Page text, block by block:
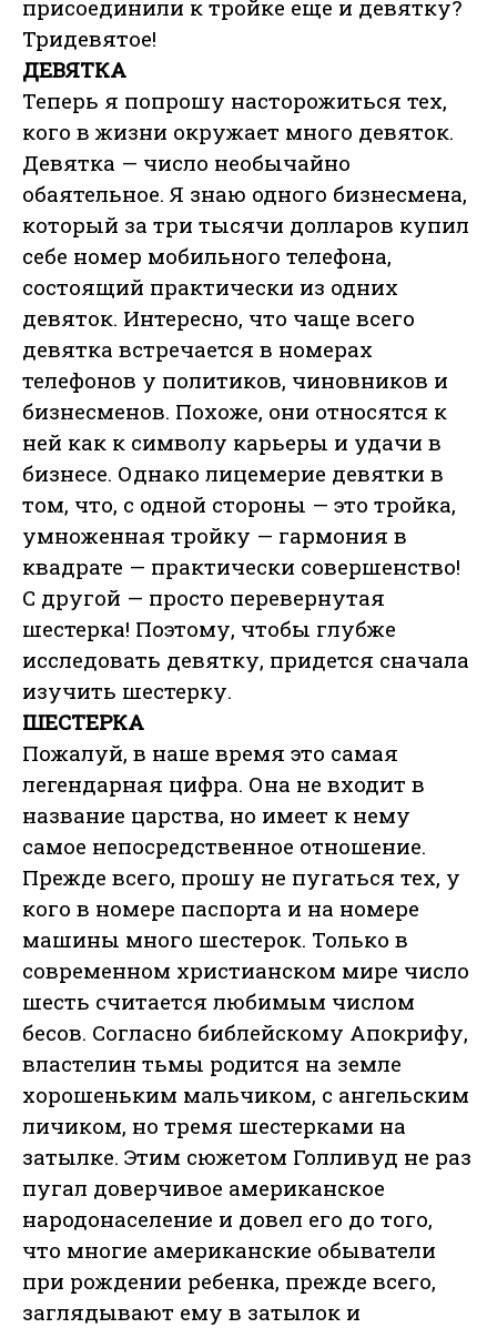
присоединили к тройке еще и девятку?
Тридевятое!
ДЕВЯТКА
Теперь я попрошу насторожиться тех,
кого в жизни окружает много девяток.
Девятка — число необычайно
обаятельное. Я знаю одного бизнесмена,
который за три тысячи долларов купил
себе номер мобильного телефона,
состоящий практически из одних
девяток. Интересно, что чаще всего
девятка встречается в номерах
телефонов у политиков, чиновников и
бизнесменов. Похоже, они относятся к
ней как к символу карьеры и удачи в
бизнесе. Однако лицемерие девятки в
том, что, с одной стороны — это тройка,
умноженная тройку — гармония в
квадрате — практически совершенство!
С другой — просто перевернутая
шестерка! Поэтому, чтобы глубже
исследовать девятку, придется сначала
изучить шестерку.
ШЕСТЕРКА
Пожалуй, в наше время это самая
легендарная цифра. Она не входит в
название царства, но имеет к нему
самое непосредственное отношение.
Прежде всего, прошу не пугаться тех, у
кого в номере паспорта и на номере
машины много шестерок. Только в
современном христианском мире число
шесть считается любимым числом
бесов. Согласно библейскому Апокрифу,
властелин тьмы родится на земле
хорошеньким мальчиком, с ангельским
личиком, но тремя шестерками на
затылке. Этим сюжетом Голливуд не раз
пугал доверчивое американское
народонаселение и довел его до того,
что многие американские обыватели
при рождении ребенка, прежде всего,
заглядывают ему в затылок и